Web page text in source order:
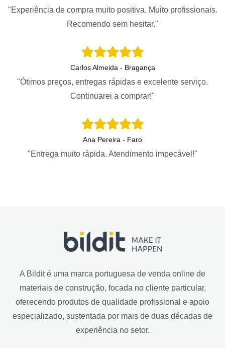
"Experiência de compra muito positiva. Muito profissionais.
Recomendo sem hesitar."
Carlos Almeida - Bragança
"Ótimos preços, entregas rápidas e excelente serviço.
Continuarei a comprar!"
Ana Pereira - Faro
"Entrega muito rápida. Atendimento impecável!"
A Bildit é uma marca portuguesa de venda online de
materiais de construção, focada no cliente particular,
oferecendo produtos de qualidade profissional e apoio
especializado, sustentada por mais de duas décadas de
experiência no setor.